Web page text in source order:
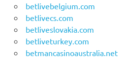
betlivebelgium.com
betlivecs.com
betliveslovakia.com
betliveturkey.com
betmancasinoaustralia.net